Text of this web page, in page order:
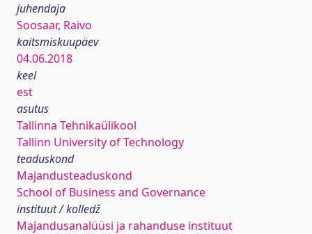
juhendaja
Soosaar, Raivo
kaitsmiskuupäev
04.06.2018
keel
est
asutus
Tallinna Tehnikaülikool
Tallinn University of Technology
teaduskond
Majandusteaduskond
School of Business and Governance
instituut / kolledž
Majandusanalüüsi ja rahanduse instituut